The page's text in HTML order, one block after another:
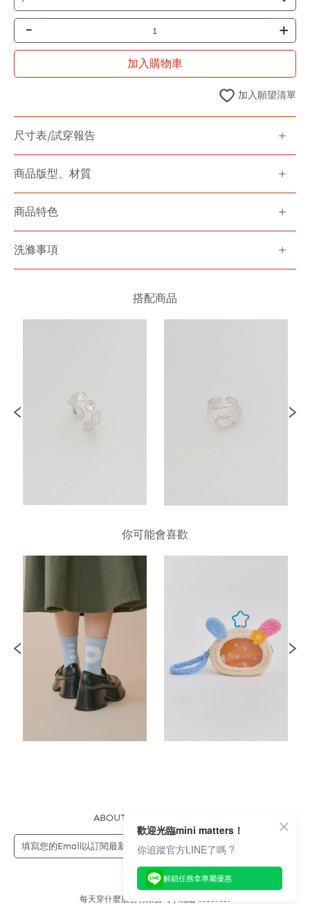
- +
加入購物車
加入願望清單
尺寸表/試穿報告
商品版型、材質
商品特色
洗滌事項
搭配商品
你可能會喜歡
ABOUT US
每天穿什麼股份有限公司 | 統編 83689089
歡迎光臨mini matters！
你追蹤官方LINE了嗎 ?
解鎖任務拿專屬優惠